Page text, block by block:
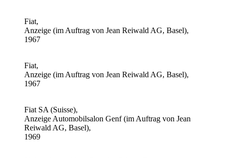
Fiat,
Anzeige (im Auftrag von Jean Reiwald AG, Basel),
1967
Fiat,
Anzeige (im Auftrag von Jean Reiwald AG, Basel),
1967
Fiat SA (Suisse),
Anzeige Automobilsalon Genf (im Auftrag von Jean
Reiwald AG, Basel),
1969